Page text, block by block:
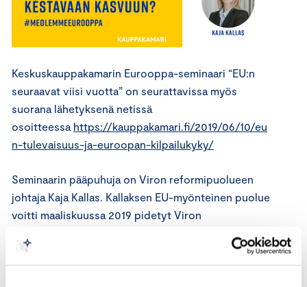
Keskuskauppakamarin Eurooppa-seminaari “EU:n
seuraavat viisi vuotta” on seurattavissa myös
suorana lähetyksenä netissä
osoitteessa https://kauppakamari.fi/2019/06/10/eu
n-tulevaisuus-ja-euroopan-kilpailukyky/
Seminaarin pääpuhuja on Viron reformipuolueen
johtaja Kaja Kallas Kallaksen EU-myönteinen puolue
voitti maaliskuussa 2019 pidetyt Viron
äänistä. Kallasta pidettiin jo varmana hallituksen
muodostajana ja Viron ensimmäisenä